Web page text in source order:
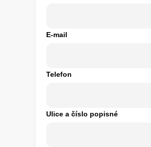
E-mail
Telefon
Ulice a číslo popisné